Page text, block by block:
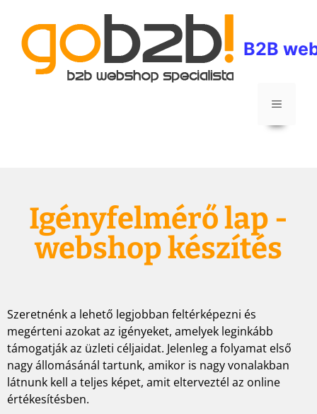
B2B
Igényfelmérő lap -
webshop készítés
Szeretnénk a lehető legjobban feltérképezni és
megérteni azokat az igényeket, amelyek leginkább
támogatják az üzleti céljaidat. Jelenleg a folyamat első
nagy állomásánál tartunk, amikor is nagy vonalakban
látnunk kell a teljes képet, amit elterveztél az online
értékesítésben.